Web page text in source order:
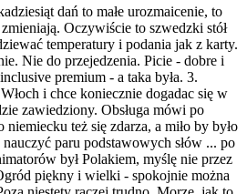
dań to małe urozmaicenie, to
Oczywiście to szwedzki stół
temperatury i podania jak z karty.
Nie do przejedzenia. Picie - dobre i
premium - a taka była. 3.
i chce koniecznie dogadac się w
zawiedziony. Obsługa mówi po
też się zdarza, a miło by było
paru podstawowych słów ... po
był Polakiem, myślę nie przez
piękny i wielki - spokojnie można